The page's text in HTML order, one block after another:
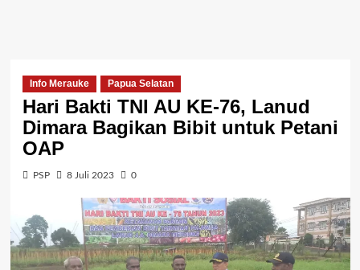
Info Merauke Papua Selatan
Hari Bakti TNI AU KE-76, Lanud
Dimara Bagikan Bibit untuk Petani
OAP
PSP 8 Juli 2023 0